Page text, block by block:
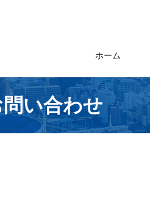
ホーム
い合わせ